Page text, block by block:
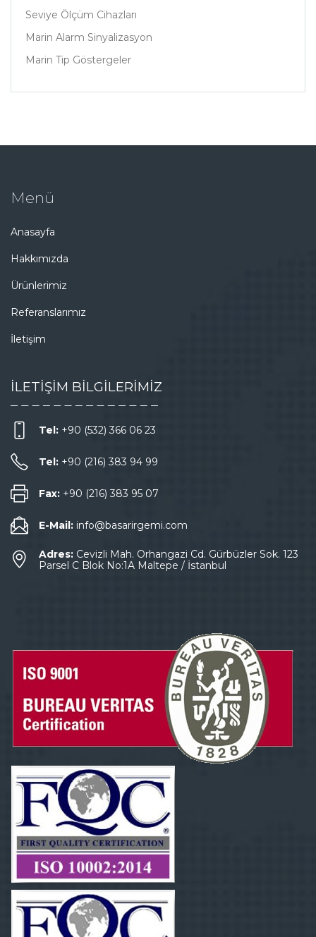
Seviye Ölçüm Cihazları
Marin Alarm Sinyalizasyon
Marin Tip Göstergeler
Menü
Anasayfa
Hakkımızda
Ürünlerimiz
Referanslarımız
İletişim
İLETİŞİM BİLGİLERİMİZ
Tel: +90 (532) 366 06 23
Tel: +90 (216) 383 94 99
Fax: +90 (216) 383 95 07
E-Mail: info@basarirgemi.com
Adres: Cevizli Mah. Orhangazi Cd. Gürbüzler Sok. 123
Parsel C Blok No:1A Maltepe / İstanbul